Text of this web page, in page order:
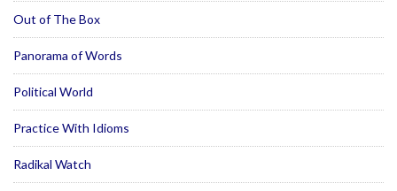
Out of The Box
Panorama of Words
Political World
Practice With Idioms
Radikal Watch